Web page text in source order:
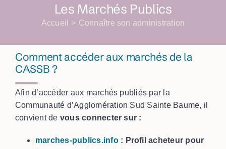
CONNAITRE SON ADMINISTRATION
DECOUVRIR SUD SAINTE BAUME
TOUTES LES ACTUS
LES MÉDIATHÈQUES
Les Marchés Publics
Accueil Connaître son administration
Comment accéder aux marchés de la
CASSB ?
Afin d’accéder aux marchés publiés par la
Communauté d’Agglomération Sud Sainte Baume, il
convient de vous connecter sur :
marches-publics.info: Profil acheteur pour